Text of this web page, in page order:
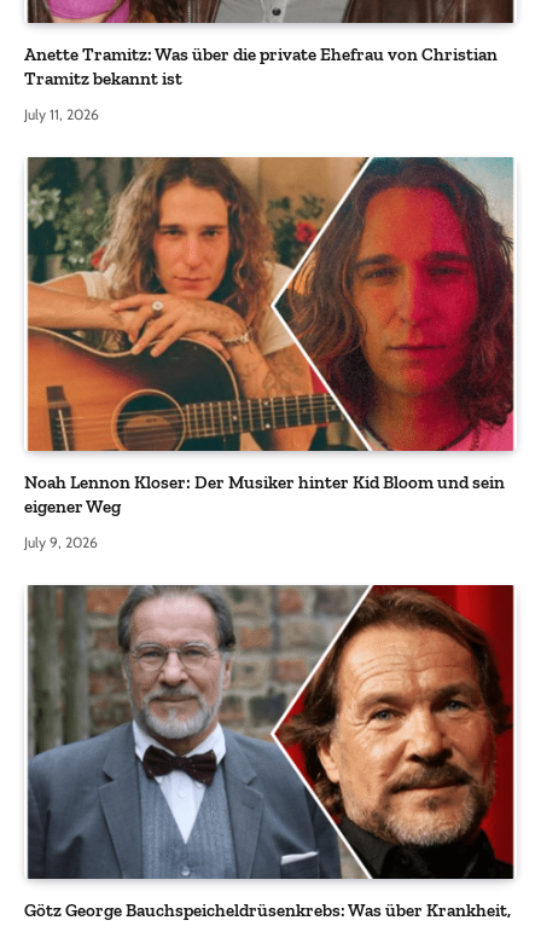
Anette Tramitz: Was über die private Ehefrau von Christian
Tramitz bekannt ist
July 11, 2026
Noah Lennon Kloser: Der Musiker hinter Kid Bloom und sein
eigener Weg
July 9, 2026
Götz George Bauchspeicheldrüsenkrebs: Was über Krankheit,